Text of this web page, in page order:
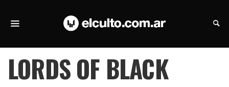
LORDS OF BLACK